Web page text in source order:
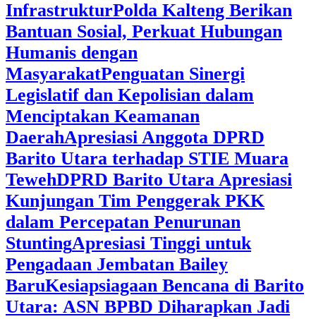
InfrastrukturPolda Kalteng Berikan
Bantuan Sosial, Perkuat Hubungan
Humanis dengan
MasyarakatPenguatan Sinergi
Legislatif dan Kepolisian dalam
Menciptakan Keamanan
DaerahApresiasi Anggota DPRD
Barito Utara terhadap STIE Muara
TewehDPRD Barito Utara Apresiasi
Kunjungan Tim Penggerak PKK
dalam Percepatan Penurunan
StuntingApresiasi Tinggi untuk
Pengadaan Jembatan Bailey
BaruKesiapsiagaan Bencana di Barito
Utara: ASN BPBD Diharapkan Jadi